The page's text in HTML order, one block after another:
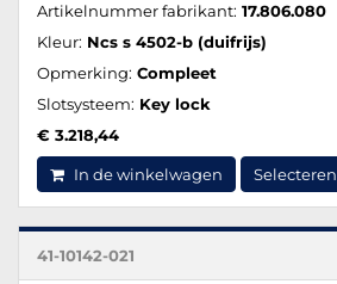
Artikelnummer fabrikant: 17.806.080
Kleur: Ncs s 4502-b (duifrijs)
Opmerking: Compleet
Slotsysteem: Key lock
€ 3.218,44
In de winkelwagen Selecteren
41-10142-021